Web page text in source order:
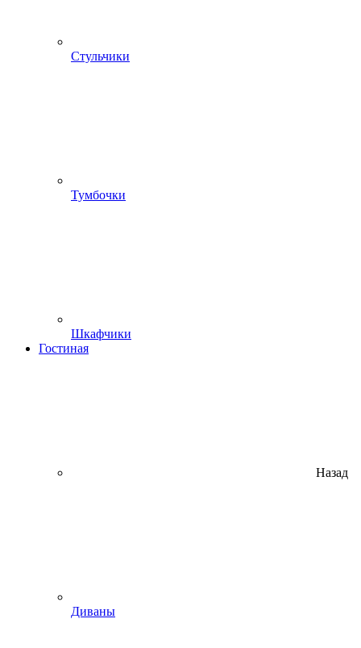
Стульчики
Тумбочки
Шкафчики
Гостиная
Назад
Диваны